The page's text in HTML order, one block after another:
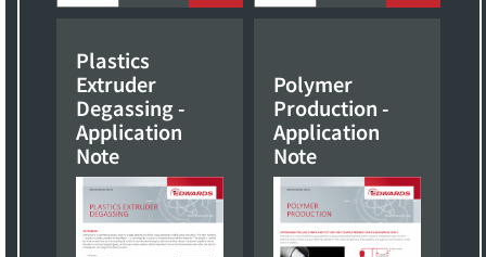
Plastics
Extruder
Degassing -
Application
Note
Polymer
Production -
Application
Note